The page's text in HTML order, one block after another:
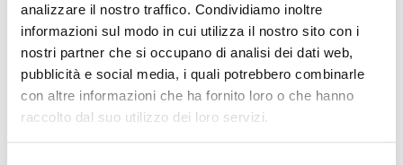
analizzare il nostro traffico. Condividiamo inoltre
informazioni sul modo in cui utilizza il nostro sito con i
nostri partner che si occupano di analisi dei dati web,
pubblicità e social media, i quali potrebbero combinarle
con altre informazioni che ha fornito loro o che hanno
raccolto dal suo utilizzo dei loro servizi.